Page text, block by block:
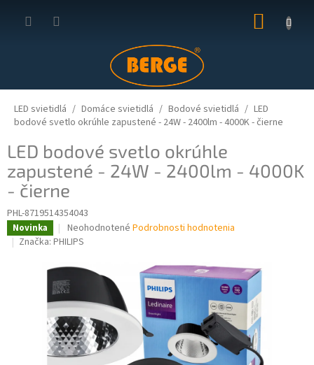
KOŠÍK
LED svietidlá Domáce svietidlá Bodové svietidlá
LED
bodové svetlo okrúhle zapustené - 24W - 2400lm - 4000K - čierne
LED bodové svetlo okrúhle
zapustené - 24W - 2400lm - 4000K
- čierne
PHL-8719514354043
Novinka
Priemerné
hodnotenie
je
0,0
z
5
hviezdičiek.
Neohodnotené Podrobnosti hodnotenia
Značka: PHILIPS